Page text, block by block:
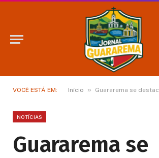
VOCÊ ESTÁ EM: Início » Guararema se destaca na alfabetização e mostra como a
NOTÍCIAS
Guararema se